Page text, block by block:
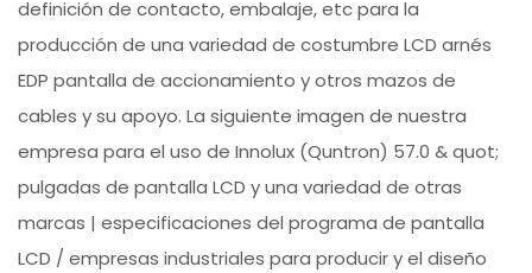
definición de contacto, embalaje, etc para la
producción de una variedad de costumbre LCD arnés
EDP pantalla de accionamiento y otros mazos de
cables y su apoyo. La siguiente imagen de nuestra
empresa para el uso de Innolux (Quntron) 57.0 & quot;
pulgadas de pantalla LCD y una variedad de otras
marcas | especificaciones del programa de pantalla
LCD / empresas industriales para producir y el diseño